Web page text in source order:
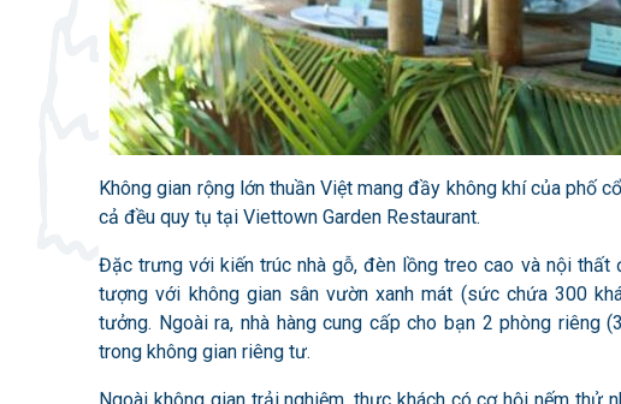
Không gian rộng lớn thuần Việt mang đầy không khí của phố
cả đều quy tụ tại Viettown Garden Restaurant.
Đặc trưng với kiến ​​trúc nhà gỗ, đèn lồng treo cao và nội thất
tượng với không gian sân vườn xanh mát (sức chứa 300
tưởng. Ngoài ra, nhà hàng cung cấp cho bạn 2 phòng riêng
trong không gian riêng tư.
Ngoài không gian trải nghiệm, thực khách có cơ hội nếm thử